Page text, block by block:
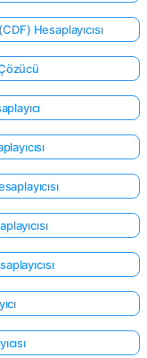
Hesaplayıcısı